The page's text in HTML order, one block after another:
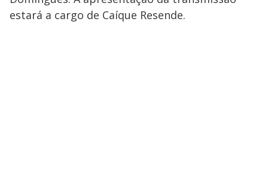
estará a cargo de Caíque Resende.